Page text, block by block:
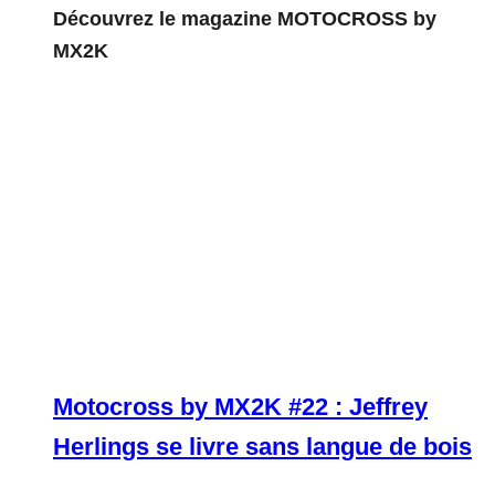
Découvrez le magazine MOTOCROSS by
MX2K
Motocross by MX2K #22 : Jeffrey
Herlings se livre sans langue de bois